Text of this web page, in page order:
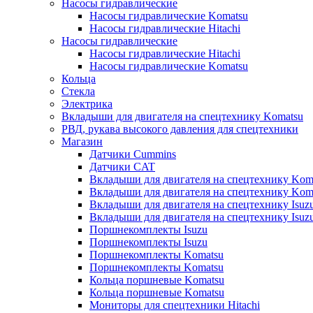
Насосы гидравлические
Насосы гидравлические Komatsu
Насосы гидравлические Hitachi
Насосы гидравлические
Насосы гидравлические Hitachi
Насосы гидравлические Komatsu
Кольца
Стекла
Электрика
Вкладыши для двигателя на спецтехнику Komatsu
РВД, рукава высокого давления для спецтехники
Магазин
Датчики Cummins
Датчики CAT
Вкладыши для двигателя на спецтехнику
Вкладыши для двигателя на спецтехнику
Вкладыши для двигателя на спецтехнику
Вкладыши для двигателя на спецтехнику
Поршнекомплекты Isuzu
Поршнекомплекты Isuzu
Поршнекомплекты Komatsu
Поршнекомплекты Komatsu
Кольца поршневые Komatsu
Кольца поршневые Komatsu
Мониторы для спецтехники Hitachi